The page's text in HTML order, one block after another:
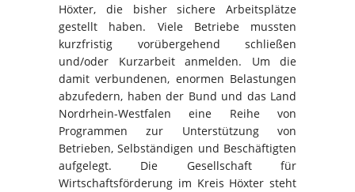
Höxter, die bisher sichere Arbeitsplätze
gestellt haben. Viele Betriebe mussten
kurzfristig vorübergehend schließen
und/oder Kurzarbeit anmelden. Um die
damit verbundenen, enormen Belastungen
abzufedern, haben der Bund und das Land
Nordrhein-Westfalen eine Reihe von
Programmen zur Unterstützung von
Betrieben, Selbständigen und Beschäftigten
aufgelegt. Die Gesellschaft für
Wirtschaftsförderung im Kreis Höxter steht